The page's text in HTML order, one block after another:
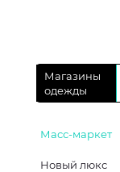
Магазины
одежды
Масс-маркет
Новый люкс